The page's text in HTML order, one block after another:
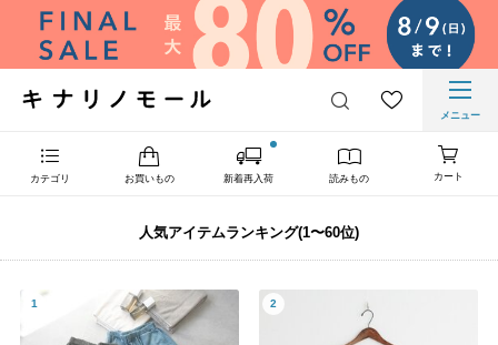
メニュー
カテゴリ お買いもの 新着再入荷 読みもの カート
人気アイテムランキング(1〜60位)